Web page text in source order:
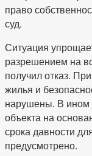
право
суд.
Ситуация
разрешением на
получил отказ.
жилья и
нарушены. В ином
объекта на
срока давности
предусмотрено.